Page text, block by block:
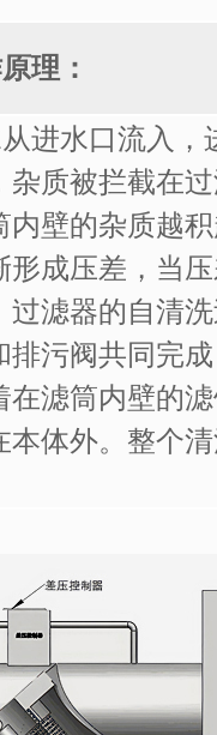
理：
进水口流入
杂质被拦截在
壁的杂质越
成压差，当
过滤器的自清
污阀共同完
滤筒内壁的
本体外。整个